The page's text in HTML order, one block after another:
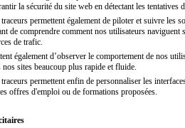
la sécurité du site web en détectant les tentatives
permettent également de piloter et suivre les
de comprendre comment nos utilisateurs
de trafic.
également d’observer le comportement de nos
sites beaucoup plus rapide et fluide.
permettent enfin de personnaliser les
offres d'emploi ou de formations proposées.